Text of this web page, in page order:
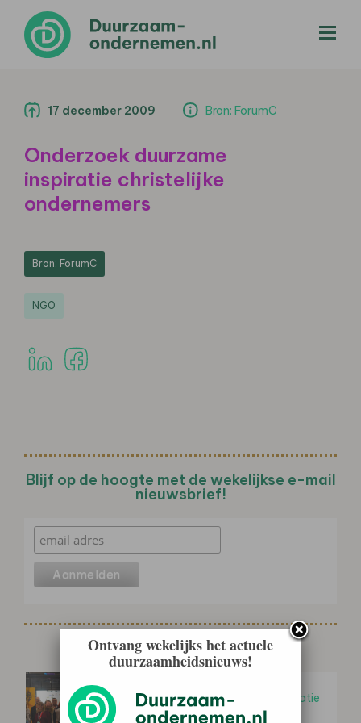
17 december 2009 Bron: ForumC
Onderzoek duurzame
inspiratie christelijke
ondernemers
Bron: ForumC
NGO
Blijf op de hoogte met de wekelijkse e-mail
nieuwsbrief!
Gerelateerd nieuws
Duurzaam Toerisme brengt inspiratie
en ideeën samen
Ontvang wekelijks het actuele
duurzaamheidsnieuws!